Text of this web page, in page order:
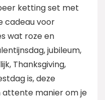
ketting set met
cadeau voor
wat roze en
jubileum,
Thanksgiving,
is, deze
attente manier om je